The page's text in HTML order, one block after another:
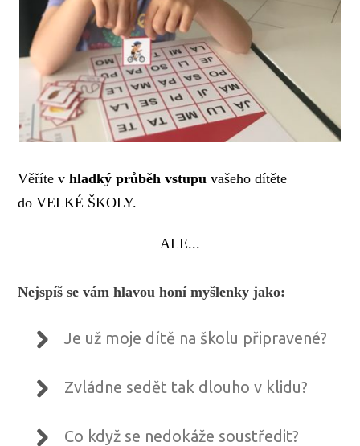
Věříte v hladký průběh vstupu vašeho dítěte
do VELKÉ ŠKOLY.
ALE...
Nejspíš se vám hlavou honí myšlenky jako:
Je už moje dítě na školu připravené?
Zvládne sedět tak dlouho v klidu?
Co když se nedokáže soustředit?